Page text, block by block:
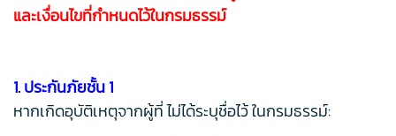
และเงื่อนไขที่กำหนดไว้ในกรมธรรม์
1. ประกันภัยชั้น 1
หากเกิดอุบัติเหตุจากผู้ที่ ไม่ได้ระบุชื่อไว้ ในกรมธรรม์: